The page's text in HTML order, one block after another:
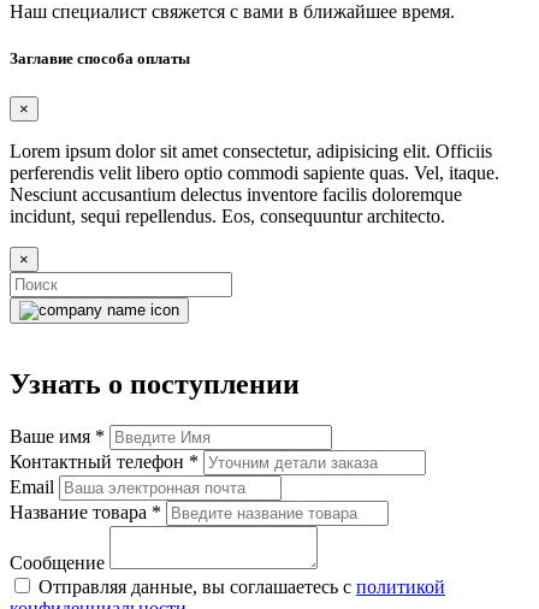
Наш специалист свяжется с вами в ближайшее время.
Заглавие способа оплаты
×
Lorem ipsum dolor sit amet consectetur, adipisicing elit. Officiis
perferendis velit libero optio commodi sapiente quas. Vel, itaque.
Nesciunt accusantium delectus inventore facilis doloremque
incidunt, sequi repellendus. Eos, consequuntur architecto.
×
Узнать о поступлении
Ваше имя *
Контактный телефон *
Email
Название товара *
Сообщение
Отправляя данные, вы соглашаетесь с политикой